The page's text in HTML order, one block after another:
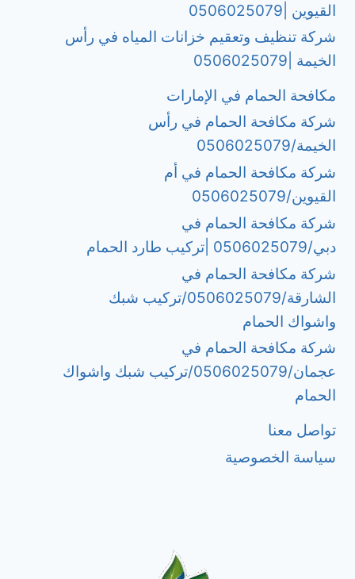
القيوين |0506025079
شركة تنظيف وتعقيم خزانات المياه في رأس
الخيمة |0506025079
مكافحة الحمام في الإمارات
شركة مكافحة الحمام في رأس
الخيمة/0506025079
شركة مكافحة الحمام في أم
القيوين/0506025079
شركة مكافحة الحمام في
دبي/0506025079 |تركيب طارد الحمام
شركة مكافحة الحمام في
الشارقة/0506025079/تركيب شبك
واشواك الحمام
شركة مكافحة الحمام في
عجمان/0506025079/تركيب شبك واشواك
الحمام
تواصل معنا
سياسة الخصوصية